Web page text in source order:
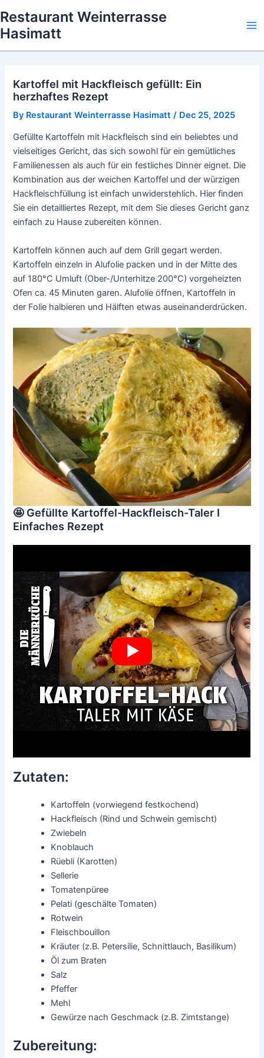
to
content
Restaurant Weinterrasse
Hasimatt
Kartoffel mit Hackfleisch gefüllt: Ein
herzhaftes Rezept
By Restaurant Weinterrasse Hasimatt / Dec 25, 2025
Gefüllte Kartoffeln mit Hackfleisch sind ein beliebtes und
vielseitiges Gericht, das sich sowohl für ein gemütliches
Familienessen als auch für ein festliches Dinner eignet. Die
Kombination aus der weichen Kartoffel und der würzigen
Hackfleischfüllung ist einfach unwiderstehlich. Hier finden
Sie ein detailliertes Rezept, mit dem Sie dieses Gericht ganz
einfach zu Hause zubereiten können.
Kartoffeln können auch auf dem Grill gegart werden.
Kartoffeln einzeln in Alufolie packen und in der Mitte des
auf 180°C Umluft (Ober-/Unterhitze 200°C) vorgeheizten
Ofen ca. 45 Minuten garen. Alufolie öffnen, Kartoffeln in
der Folie halbieren und Hälften etwas auseinanderdrücken.
🤩 Gefüllte Kartoffel-Hackfleisch-Taler I
Einfaches Rezept
Zutaten:
Kartoffeln (vorwiegend festkochend)
Hackfleisch (Rind und Schwein gemischt)
Zwiebeln
Knoblauch
Rüebli (Karotten)
Sellerie
Tomatenpüree
Pelati (geschälte Tomaten)
Rotwein
Fleischbouillon
Kräuter (z.B. Petersilie, Schnittlauch, Basilikum)
Öl zum Braten
Salz
Pfeffer
Mehl
Gewürze nach Geschmack (z.B. Zimtstange)
Zubereitung: